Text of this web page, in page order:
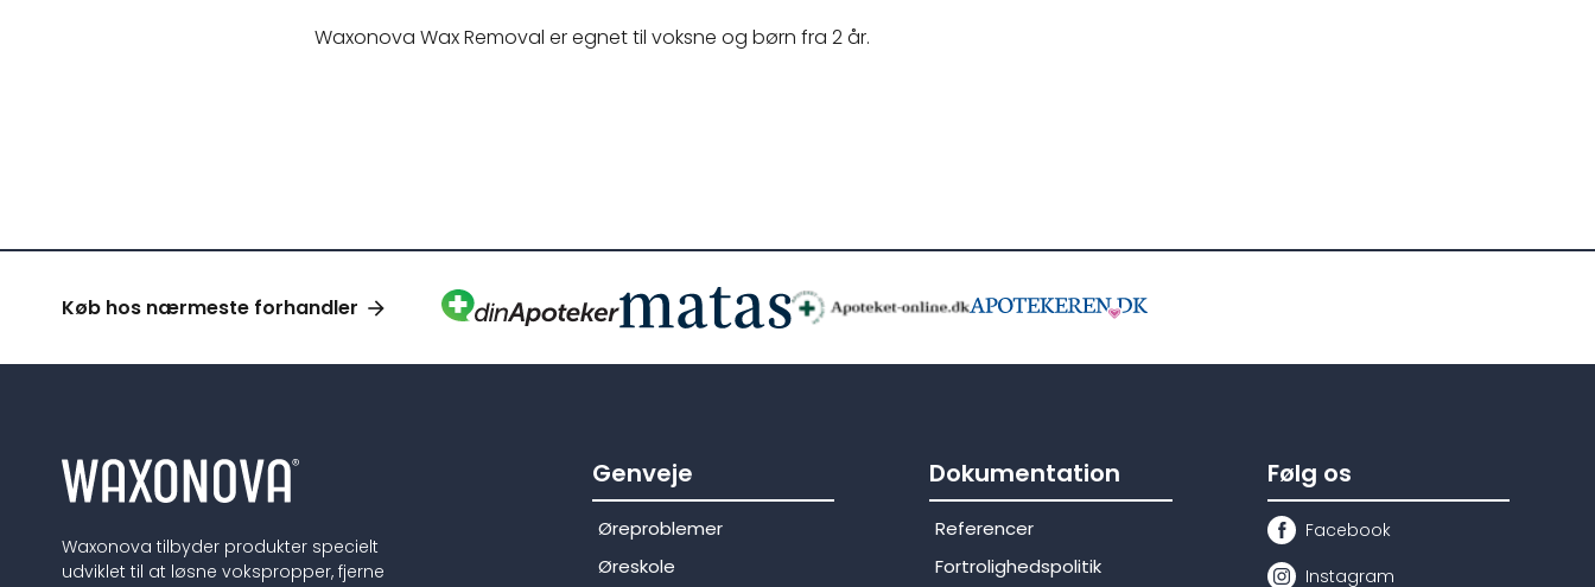
Waxonova Wax Removal er egnet til voksne og børn fra 2 år.
Køb hos nærmeste forhandler
Waxonova tilbyder produkter specielt
udviklet til at løsne vokspropper, fjerne
Genveje
Øreproblemer
Øreskole
Dokumentation
Referencer
Fortrolighedspolitik
Følg os
Facebook
Instagram